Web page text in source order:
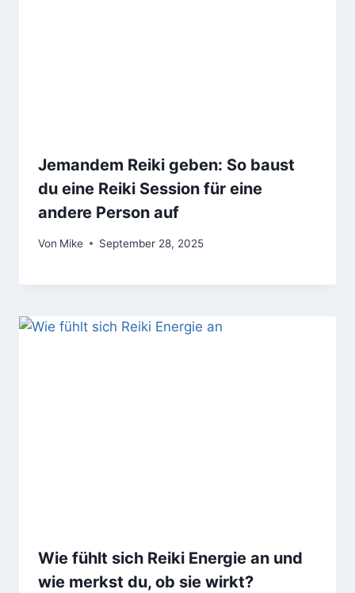
Jemandem Reiki geben: So baust
du eine Reiki Session für eine
andere Person auf
Von Mike September 28, 2025
Wie fühlt sich Reiki Energie an und
wie merkst du, ob sie wirkt?